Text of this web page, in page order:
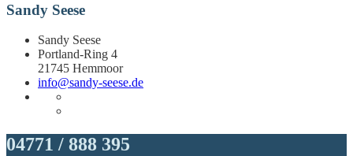
Sandy Seese
Sandy Seese
Portland-Ring 4
21745 Hemmoor
info@sandy-seese.de
04771 / 888 395